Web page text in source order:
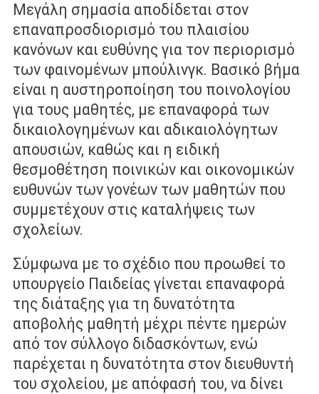
Μεγάλη σηµασία αποδίδεται στον
επαναπροσδιορισµό του πλαισίου
κανόνων και ευθύνης για τον περιορισµό
των φαινομένων µπούλινγκ. Βασικό βήµα
είναι η αυστηροποίηση του ποινολογίου
για τους µαθητές, µε επαναφορά των
δικαιολογημένων και αδικαιολόγητων
απουσιών, καθώς και η ειδική
θεσμοθέτηση ποινικών και οικονομικών
ευθυνών των γονέων των µαθητών που
συμμετέχουν στις καταλήψεις των
σχολείων.
Σύµφωνα µε το σχέδιο που προωθεί το
υπουργείο Παιδείας γίνεται επαναφορά
της διάταξης για τη δυνατότητα
αποβολής μαθητή µέχρι πέντε ηµερών
από τον σύλλογο διδασκόντων, ενώ
παρέχεται η δυνατότητα στον διευθυντή
του σχολείου, µε απόφασή του, να δίνει